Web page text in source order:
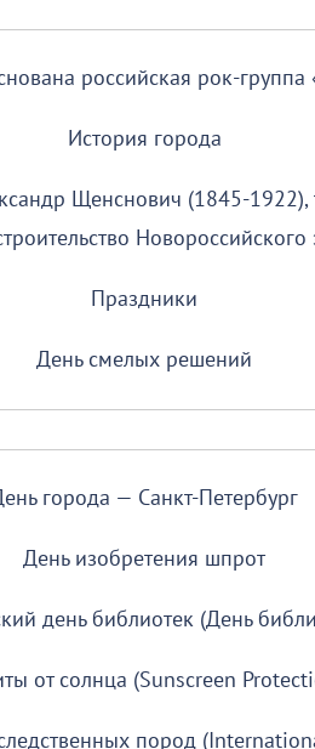
российская рок-группа
История города
Щенснович (1845-1922),
Новороссийского
Праздники
День смелых решений
города — Санкт-Петербург
День изобретения шпрот
день библиотек (День
от солнца (Sunscreen
пород